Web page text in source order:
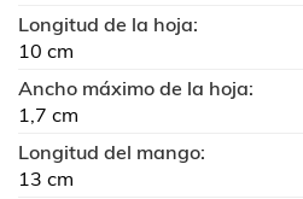
Longitud de la hoja:
10 cm
Ancho máximo de la hoja:
1,7 cm
Longitud del mango:
13 cm